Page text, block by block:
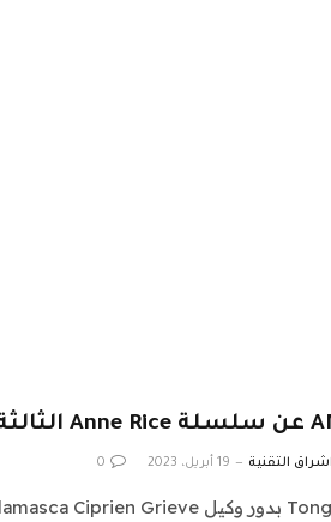
التقنية 19 أبريل، 2023 0